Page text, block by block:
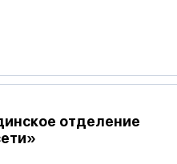
отделение